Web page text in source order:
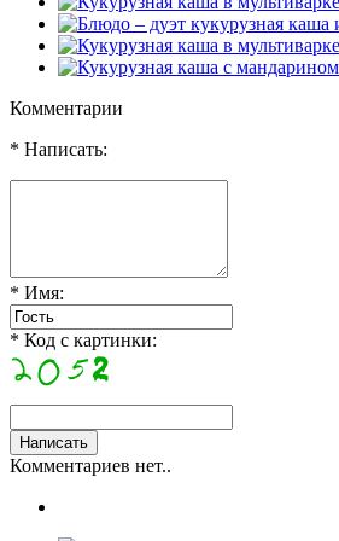
Комментарии
* Написать:
* Имя:
* Код с картинки:
Комментариев нет..